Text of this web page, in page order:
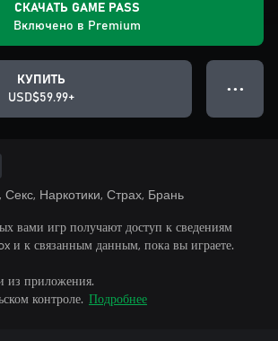
СКАЧАТЬ GAME PASS
Включено в Premium
КУПИТЬ
USD$59.99+
● ● ●
Секс, Наркотики, Страх, Брань
вами игр получают доступ к сведениям
и к связанным данным, пока вы играете.
из приложения.
контроле. Подробнее